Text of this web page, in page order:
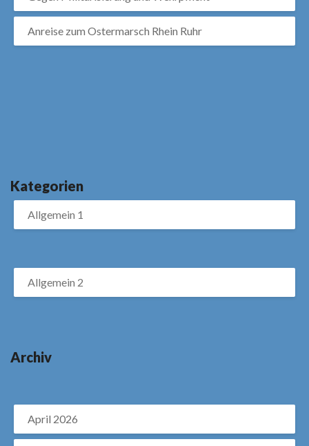
Anreise zum Ostermarsch Rhein Ruhr
Kategorien
Allgemein 1
Allgemein 2
Archiv
April 2026